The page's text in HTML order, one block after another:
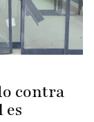
contra
es